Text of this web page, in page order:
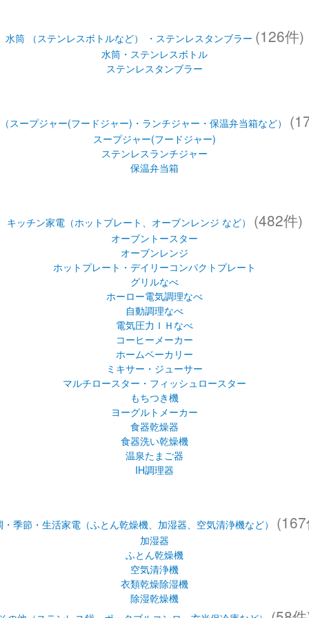
水筒 （ステンレスボトルなど） ・ステンレスタンブラー (126件)
水筒・ステンレスボトル
ステンレスタンブラー
スープジャー(フードジャー)・ランチジャー・保温弁当箱など）
スープジャー(フードジャー)
ステンレスランチジャー
保温弁当箱
キッチン家電（ホットプレート、オーブンレンジ など） (482件)
オーブントースター
オーブンレンジ
ホットプレート・デイリーコンパクトプレート
グリルなべ
ホーロー電気調理なべ
自動調理なべ
電気圧力ＩＨなべ
コーヒーメーカー
ホームベーカリー
ミキサー・ジューサー
マルチロースター・フィッシュロースター
もちつき機
ヨーグルトメーカー
食器乾燥器
食器洗い乾燥機
温泉たまご器
IH調理器
・季節・生活家電（ふとん乾燥機、加湿器、空気清浄機など）
加湿器
ふとん乾燥機
空気清浄機
衣類乾燥除湿機
除湿乾燥機